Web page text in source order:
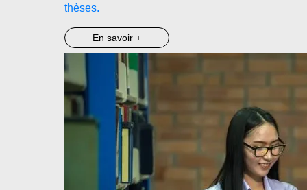
thèses.
En savoir +